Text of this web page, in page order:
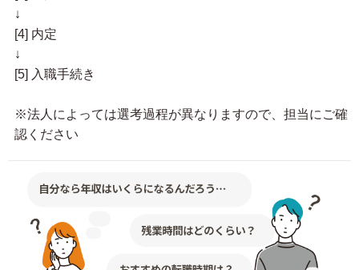
↓
[4] 内定
↓
[5] 入職手続き
※法人によっては選考過程が異なりますので、担当にご確
認ください